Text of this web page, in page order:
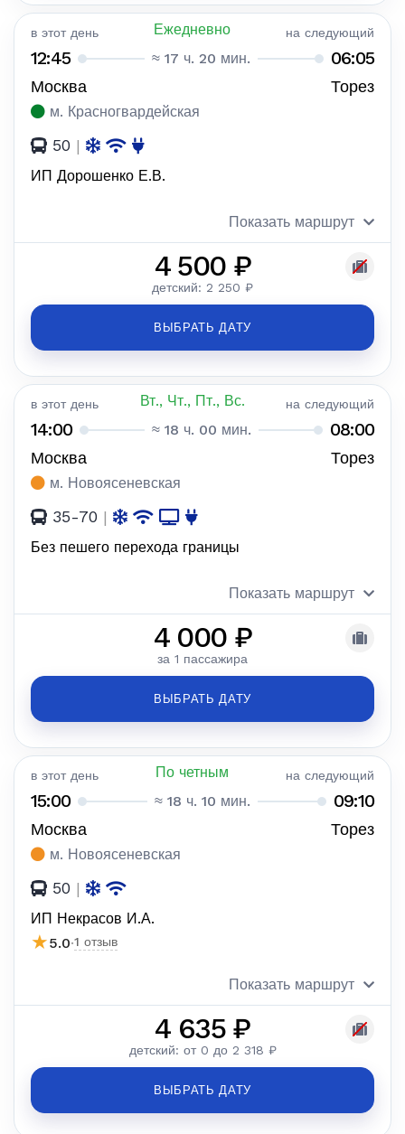
в этот день Ежедневно на следующий
12:45 ≈ 17 ч. 20 мин. 06:05
Москва Торез
м. Красногвардейская
50 |
ИП Дорошенко Е.В.
Показать маршрут
4 500 ₽
детский: 2 250 ₽
ВЫБРАТЬ ДАТУ
в этот день Вт., Чт., Пт., Вс. на следующий
14:00 ≈ 18 ч. 00 мин. 08:00
Москва Торез
м. Новоясеневская
35-70 |
Без пешего перехода границы
Показать маршрут
4 000 ₽
за 1 пассажира
ВЫБРАТЬ ДАТУ
в этот день По четным на следующий
15:00 ≈ 18 ч. 10 мин. 09:10
Москва Торез
м. Новоясеневская
50 |
ИП Некрасов И.А.
★5.0·1 отзыв
Показать маршрут
4 635 ₽
детский: от 0 до 2 318 ₽
ВЫБРАТЬ ДАТУ